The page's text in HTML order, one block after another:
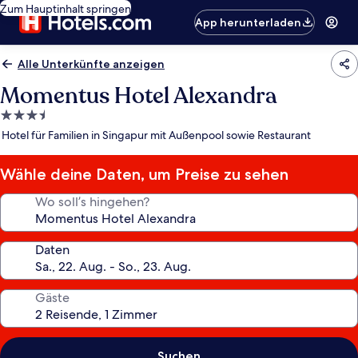
Zum Hauptinhalt springen
App herunterladen
Alle Unterkünfte anzeigen
Momentus Hotel Alexandra
3.5-
Sterne-
Hotel für Familien in Singapur mit Außenpool sowie Restaurant
Wähle deine Daten, um Preise zu sehen
Wo soll’s hingehen?
Daten
Gäste